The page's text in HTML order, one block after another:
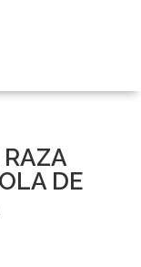
RAZA
DE